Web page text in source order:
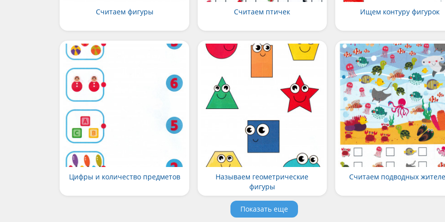
Считаем фигуры Считаем птичек Ищем контуру фигурок
Цифры и количество предметов
Называем геометрические
фигуры
Считаем подводных
Показать еще